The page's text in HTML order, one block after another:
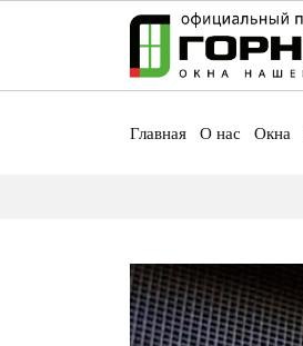
Главная О нас Окна